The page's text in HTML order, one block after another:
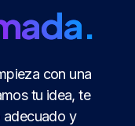
con una
tu idea, te
adecuado y